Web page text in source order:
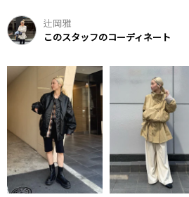
辻岡雅
このスタッフのコーディネート